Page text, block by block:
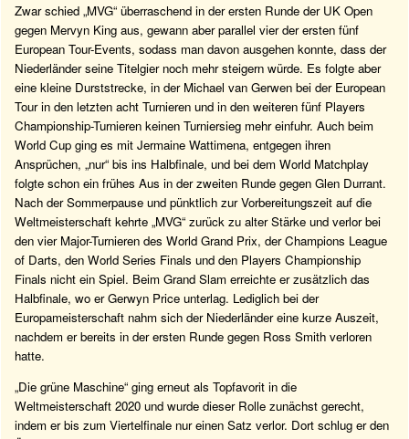
Zwar schied „MVG“ überraschend in der ersten Runde der UK Open
gegen Mervyn King aus, gewann aber parallel vier der ersten fünf
European Tour-Events, sodass man davon ausgehen konnte, dass der
Niederländer seine Titelgier noch mehr steigern würde. Es folgte aber
eine kleine Durststrecke, in der Michael van Gerwen bei der European
Tour in den letzten acht Turnieren und in den weiteren fünf Players
Championship-Turnieren keinen Turniersieg mehr einfuhr. Auch beim
World Cup ging es mit Jermaine Wattimena, entgegen ihren
Ansprüchen, „nur“ bis ins Halbfinale, und bei dem World Matchplay
folgte schon ein frühes Aus in der zweiten Runde gegen Glen Durrant.
Nach der Sommerpause und pünktlich zur Vorbereitungszeit auf die
Weltmeisterschaft kehrte „MVG“ zurück zu alter Stärke und verlor bei
den vier Major-Turnieren des World Grand Prix, der Champions League
of Darts, den World Series Finals und den Players Championship
Finals nicht ein Spiel. Beim Grand Slam erreichte er zusätzlich das
Halbfinale, wo er Gerwyn Price unterlag. Lediglich bei der
Europameisterschaft nahm sich der Niederländer eine kurze Auszeit,
nachdem er bereits in der ersten Runde gegen Ross Smith verloren
hatte.
„Die grüne Maschine“ ging erneut als Topfavorit in die
Weltmeisterschaft 2020 und wurde dieser Rolle zunächst gerecht,
indem er bis zum Viertelfinale nur einen Satz verlor. Dort schlug er den